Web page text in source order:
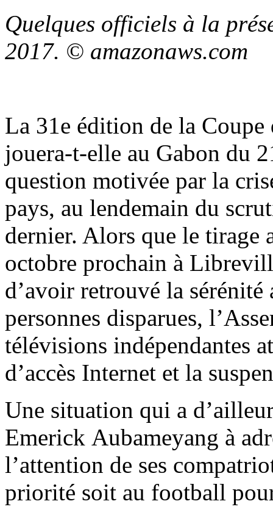
Quelques officiels à la
2017. © amazonaws.com
La 31e édition de la
jouera-t-elle au Gabon du
question motivée par la
pays, au lendemain du
dernier. Alors que le tirage
octobre prochain à
d’avoir retrouvé la sérénité
personnes disparues,
télévisions indépendantes
d’accès Internet et la
Une situation qui a
Emerick Aubameyang à
l’attention de ses
priorité soit au football